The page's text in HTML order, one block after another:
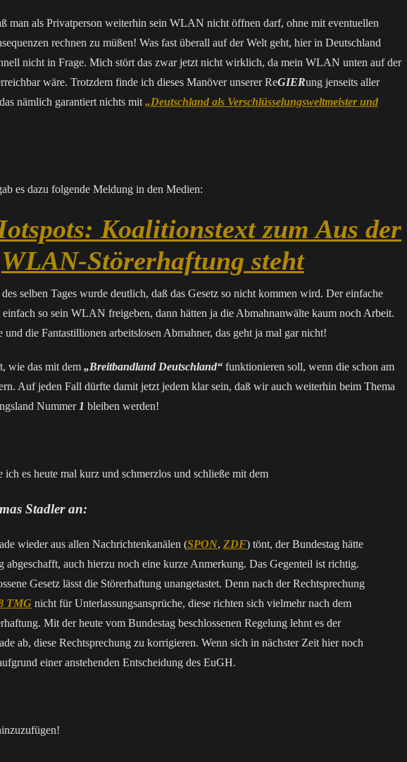
man als Privatperson weiterhin sein WLAN nicht öffnen darf, ohne mit eventuellen
rechnen zu müßen! Was fast überall auf der Welt geht, hier in Deutschland
nicht in Frage. Mich stört das zwar jetzt nicht wirklich, da mein WLAN unten auf der
wäre. Trotzdem finde ich dieses Manöver unserer ReGIERung jenseits aller
nämlich garantiert nichts mit „Deutschland als Verschlüsselungsweltmeister und
es dazu folgende Meldung in den Medien:
Koalitionstext zum Aus der
WLAN-Störerhaftung steht
selben Tages wurde deutlich, daß das Gesetz so nicht kommen wird. Der einfache
so sein WLAN freigeben, dann hätten ja die Abmahnanwälte kaum noch Arbeit.
die Fantastillionen arbeitslosen Abmahner, das geht ja mal gar nicht!
wie das mit dem „Breitbandland Deutschland“ funktionieren soll, wenn die schon am
Auf jeden Fall dürfte damit jetzt jedem klar sein, daß wir auch weiterhin beim Thema
Nummer 1 bleiben werden!
ich es heute mal kurz und schmerzlos und schließe mit dem
Stadler an:
wieder aus allen Nachrichtenkanälen (SPON, ZDF) tönt, der Bundestag hätte
abgeschafft, auch hierzu noch eine kurze Anmerkung. Das Gegenteil ist richtig.
Gesetz lässt die Störerhaftung unangetastet. Denn nach der Rechtsprechung
TMG nicht für Unterlassungsansprüche, diese richten sich vielmehr nach dem
Mit der heute vom Bundestag beschlossenen Regelung lehnt es der
ab, diese Rechtsprechung zu korrigieren. Wenn sich in nächster Zeit hier noch
einer anstehenden Entscheidung des EuGH.